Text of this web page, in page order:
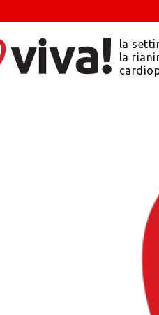
la
la